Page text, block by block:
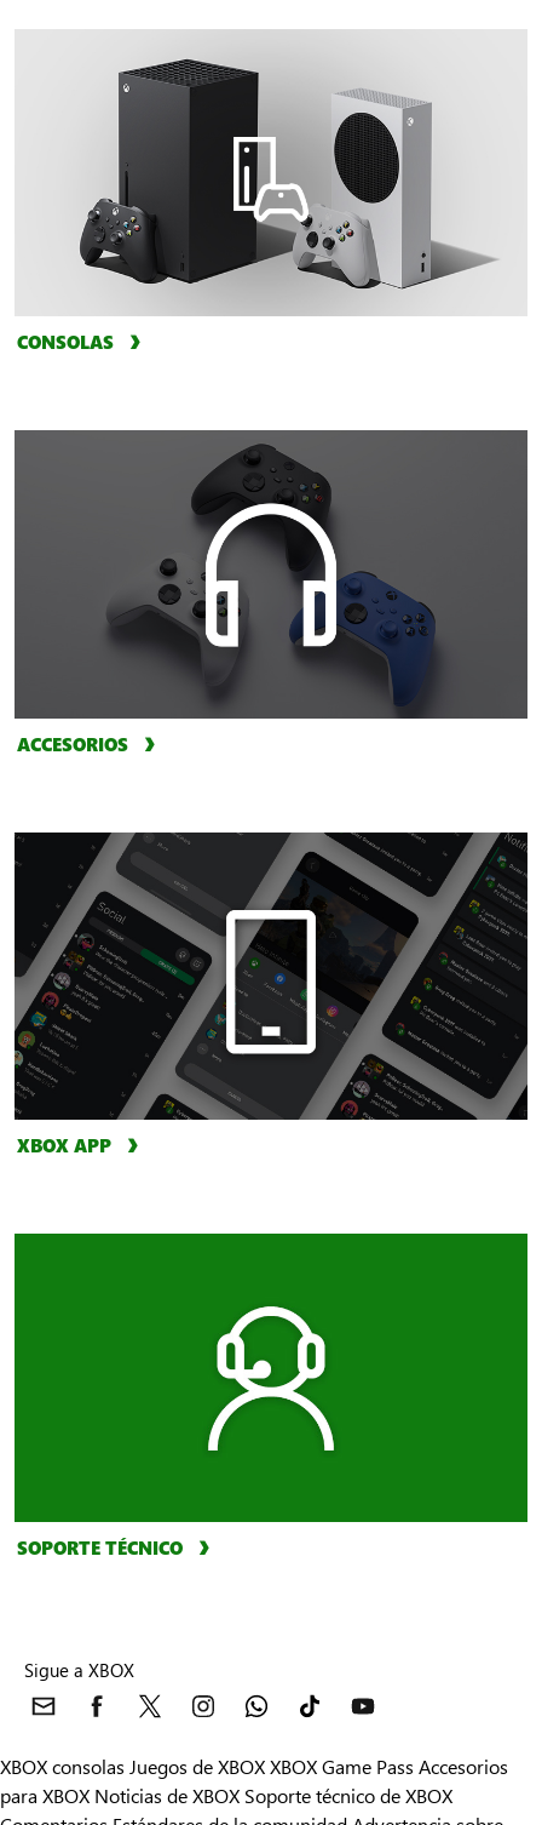
CONSOLAS
ACCESORIOS
XBOX APP
SOPORTE TÉCNICO
Sigue a XBOX
XBOX consolas Juegos de XBOXXBOX Game Pass Accesorios
para XBOX Noticias de XBOX Soporte técnico de XBOX